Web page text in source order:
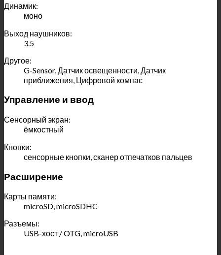
Динамик:
моно
Выход наушников:
3.5
Другое:
G-Sensor, Датчик освещенности, Датчик
приближения, Цифровой компас
Управление и ввод
Сенсорный экран:
ёмкостный
Кнопки:
сенсорные кнопки, сканер отпечатков пальцев
Расширение
Карты памяти:
microSD, microSDHC
Разъемы:
USB-хост / OTG, microUSB